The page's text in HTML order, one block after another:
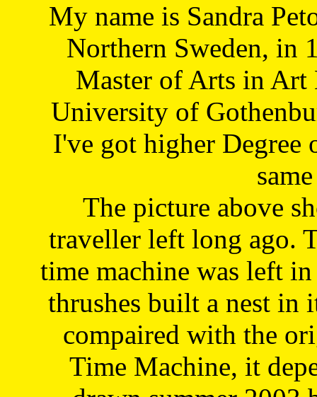
My name is Sandra
Northern Sweden, in
Master of Arts in Art
University of
I've got higher Degree
The picture above
traveller left long ago.
time machine was left
thrushes built a nest in
compaired with the
Time Machine, it